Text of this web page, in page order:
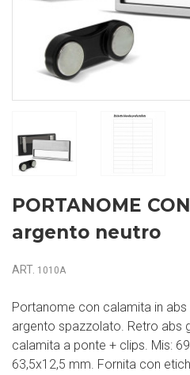
PORTANOME
argento neutro
ART. 1010A
Portanome con calamita in
argento spazzolato. Retro abs
calamita a ponte + clips. Mis:
63,5x12,5 mm. Fornita con